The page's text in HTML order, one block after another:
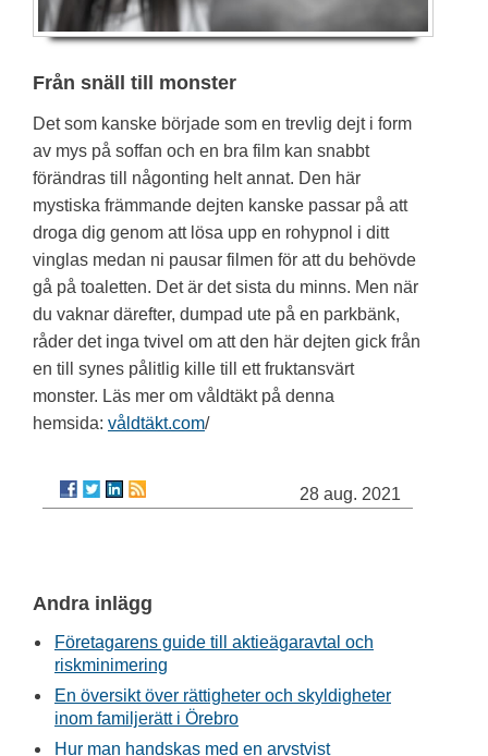
Från snäll till monster
Det som kanske började som en trevlig dejt i form
av mys på soffan och en bra film kan snabbt
förändras till någonting helt annat. Den här
mystiska främmande dejten kanske passar på att
droga dig genom att lösa upp en rohypnol i ditt
vinglas medan ni pausar filmen för att du behövde
gå på toaletten. Det är det sista du minns. Men när
du vaknar därefter, dumpad ute på en parkbänk,
råder det inga tvivel om att den här dejten gick från
en till synes pålitlig kille till ett fruktansvärt
monster. Läs mer om våldtäkt på denna
hemsida: våldtäkt.com/
28 aug. 2021
Andra inlägg
Företagarens guide till aktieägaravtal och
riskminimering
En översikt över rättigheter och skyldigheter
inom familjerätt i Örebro
Hur man handskas med en arvstvist